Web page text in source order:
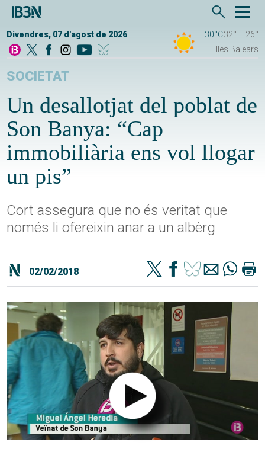
Divendres, 07 d'agost de 2026 30°C32°
26°
Illes Balears
SOCIETAT
Un desallotjat del poblat de
Son Banya: “Cap
immobiliària ens vol llogar
un pis”
Cort assegura que no és veritat que
només li ofereixin anar a un albèrg
02/02/2018